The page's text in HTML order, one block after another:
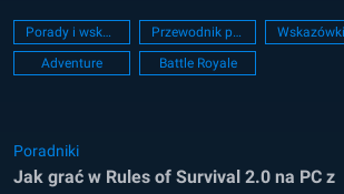
Tym razem zostało dodane kilka nowych,
charakteryzujących ten gatunek, mechanizmów
związanych z bieganiem, strzelaniem i
wrogów w walce,...
Porady i wskazówki Przewodnik początkującego
Adventure
Battle Royale
Poradniki
Jak grać w Rules of Survival 2.0 na PC z